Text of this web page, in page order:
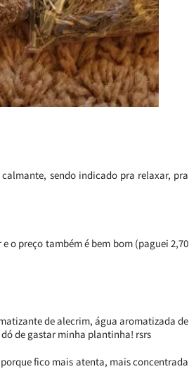
sendo indicado pra relaxar, pra
o preço também é bem bom (paguei 2,70
de alecrim, água aromatizada de
de gastar minha plantinha! rsrs
fico mais atenta, mais concentrada